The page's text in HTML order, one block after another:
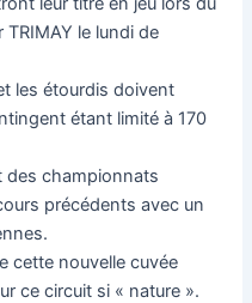
TRIMAY le lundi de
les étourdis doivent
étant limité à 170
des championnats
précédents avec un
cette nouvelle cuvée
ce circuit si « nature ».